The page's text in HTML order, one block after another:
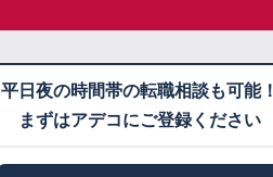
平日夜の時間帯の転職相談も可能！
まずはアデコにご登録ください